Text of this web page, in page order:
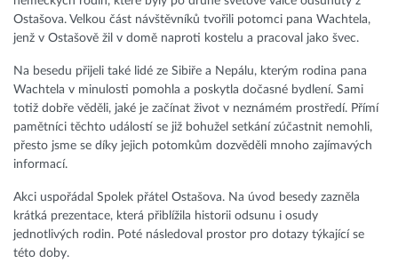
Ostašova. Velkou část návštěvníků tvořili potomci pana Wachtela,
jenž v Ostašově žil v domě naproti kostelu a pracoval jako švec.
Na besedu přijeli také lidé ze Sibiře a Nepálu, kterým rodina pana
Wachtela v minulosti pomohla a poskytla dočasné bydlení. Sami
totiž dobře věděli, jaké je začínat život v neznámém prostředí. Přímí
pamětníci těchto událostí se již bohužel setkání zúčastnit nemohli,
přesto jsme se díky jejich potomkům dozvěděli mnoho zajímavých
informací.
Akci uspořádal Spolek přátel Ostašova. Na úvod besedy zazněla
krátká prezentace, která přiblížila historii odsunu i osudy
jednotlivých rodin. Poté následoval prostor pro dotazy týkající se
této doby.